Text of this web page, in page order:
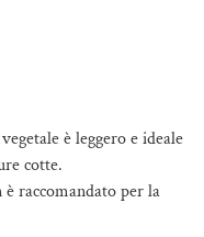
è leggero e ideale
cotte.
raccomandato per la